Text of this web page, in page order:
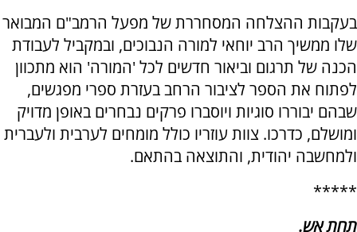
בעקבות ההצלחה המסחררת של מפעל הרמב"ם המבואר
שלו ממשיך הרב יוחאי למורה הנבוכים, ובמקביל לעבודת
הכנה של תרגום וביאור חדשים לכל 'המורה' הוא מתכוון
לפתוח את הספר לציבור הרחב בעזרת ספרי מפגשים,
שבהם יבוררו סוגיות ויוסברו פרקים נבחרים באופן מדויק
ומושלם, כדרכו. צוות עוזריו כולל מומחים לערבית ולעברית
ולמחשבה יהודית, והתוצאה בהתאם.
*****
תחת אש.